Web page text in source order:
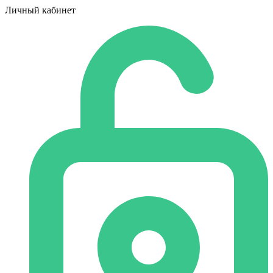
Личный кабинет